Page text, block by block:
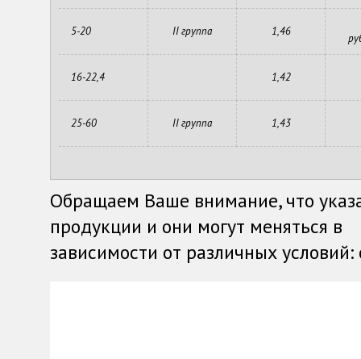
5-20 II группа 1,46
16-22,4 1,42
25-60 II группа 1,43
Обращаем Ваше внимание, что
продукции и они могут меняться в
зависимости от различных